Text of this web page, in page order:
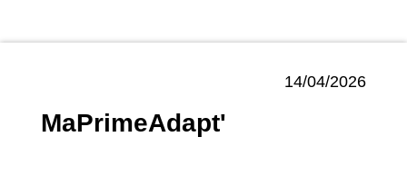
14/04/2026
MaPrimeAdapt'